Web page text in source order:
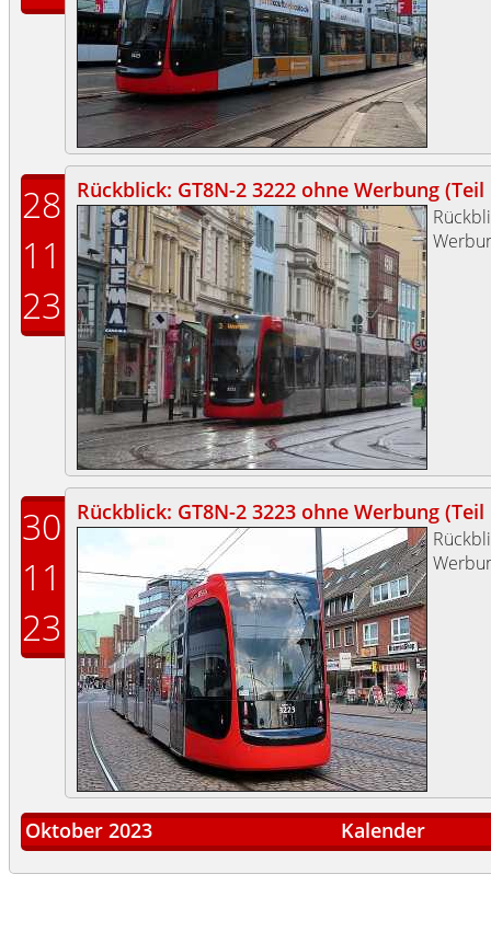
28
11
23
Rückblick: GT8N-2 3222 ohne Werbung
30
11
23
Rückblick: GT8N-2 3223 ohne Werbung (Teil
Oktober 2023 Kalender